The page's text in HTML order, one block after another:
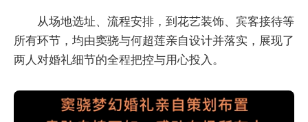
从场地选址、流程安排，到花艺装饰、宾客接待等
所有环节，均由窦骁与何超莲亲自设计并落实，展现了
两人对婚礼细节的全程把控与用心投入。